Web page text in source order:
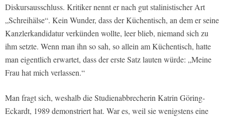
Diskursausschluss. Kritiker nennt er nach gut stalinistischer Art
„Schreihälse“. Kein Wunder, dass der Küchentisch, an dem er seine
Kanzlerkandidatur verkünden wollte, leer blieb, niemand sich zu
ihm setzte. Wenn man ihn so sah, so allein am Küchentisch, hatte
man eigentlich erwartet, dass der erste Satz lauten würde: „Meine
Frau hat mich verlassen.“
Man fragt sich, weshalb die Studienabbrecherin Katrin Göring-
Eckardt, 1989 demonstriert hat. War es, weil sie wenigstens eine